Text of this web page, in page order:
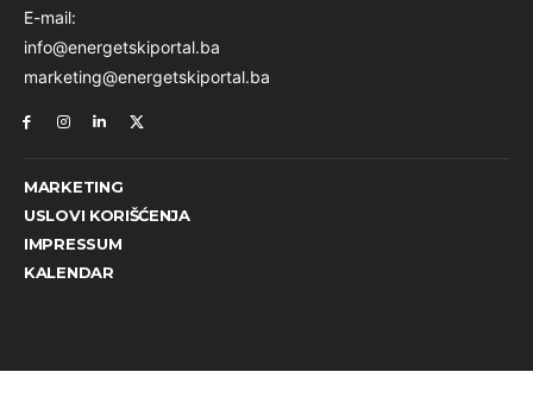
E-mail:
info@energetskiportal.ba
marketing@energetskiportal.ba
MARKETING
USLOVI KORIŠĆENJA
IMPRESSUM
KALENDAR